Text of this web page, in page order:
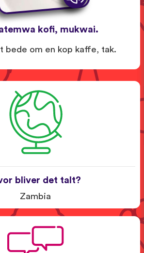
kofi, mukwai.
bede om en kop kaffe, tak.
bliver det talt?
Zambia